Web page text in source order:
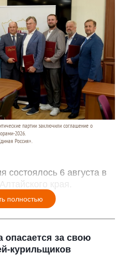
партии заключили соглашение о
2026.
Россия».
состоялось 6 августа в
края.
полностью
опасается за свою
курильщиков